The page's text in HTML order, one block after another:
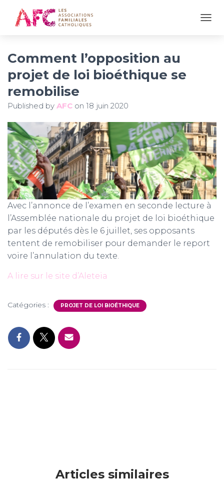
Comment l’opposition au
projet de loi bioéthique se
remobilise
Published by AFC on 18 juin 2020
Avec l’annonce de l’examen en seconde lecture à
l’Assemblée nationale du projet de loi bioéthique
par les députés dès le 6 juillet, ses opposants
tentent de remobiliser pour demander le report
voire l’annulation du texte.
A lire sur le site d’Aleteia
Catégories : PROJET DE LOI BIOÉTHIQUE
Articles similaires